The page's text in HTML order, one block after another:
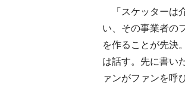
「スケッターは
い、その事業者の
を作ることが先決
は話す。先に書い
ァンがファンを呼